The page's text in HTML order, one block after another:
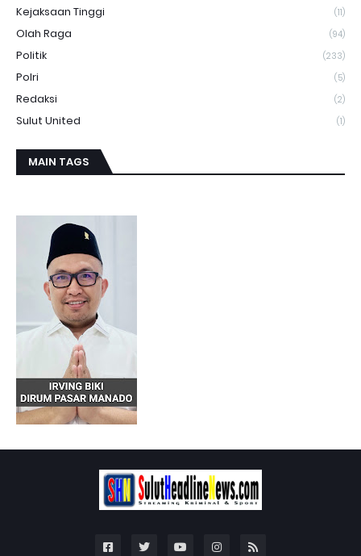
Kejaksaan Tinggi (11)
Olah Raga (94)
Politik (233)
Polri (5)
Redaksi (2)
Sulut United (1)
MAIN TAGS